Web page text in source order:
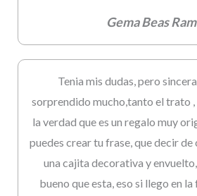
Gema Beas
Tenia mis dudas, pero
sorprendido mucho,tanto el trato
la verdad que es un regalo muy
puedes crear tu frase, que decir de
una cajita decorativa y
bueno que esta, eso si llego en